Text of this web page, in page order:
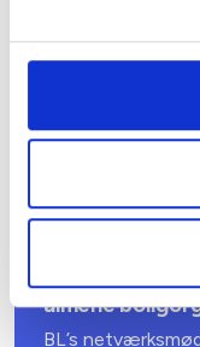
GDPR-
introduktion til
almene
BL’s